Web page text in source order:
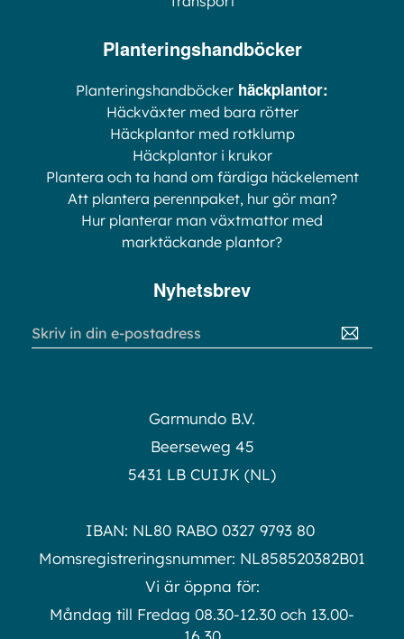
Planteringshandböcker
Planteringshandböcker häckplantor:
Häckväxter med bara rötter
Häckplantor med rotklump
Häckplantor i krukor
Plantera och ta hand om färdiga häckelement
Att plantera perennpaket, hur gör man?
Hur planterar man växtmattor med
marktäckande plantor?
Nyhetsbrev
Up
Garmundo B.V.
Beerseweg 45
5431 LB CUIJK (NL)
IBAN: NL80 RABO 0327 9793 80
Momsregistreringsnummer: NL858520382B01
Vi är öppna för:
Måndag till Fredag 08.30-12.30 och 13.00-